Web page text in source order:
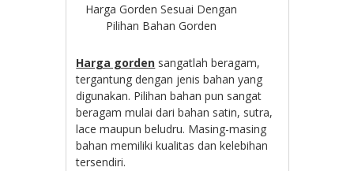
Harga Gorden Sesuai Dengan
Pilihan Bahan Gorden
Harga gorden sangatlah beragam,
tergantung dengan jenis bahan yang
digunakan. Pilihan bahan pun sangat
beragam mulai dari bahan satin, sutra,
lace maupun beludru. Masing-masing
bahan memiliki kualitas dan kelebihan
tersendiri.